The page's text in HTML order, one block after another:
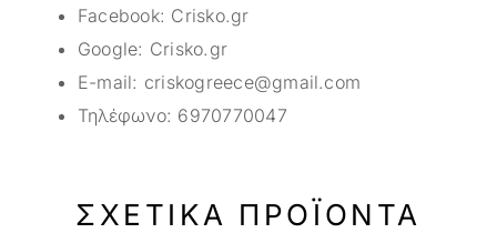
Facebook: Crisko.gr
Google: Crisko.gr
E-mail: criskogreece@gmail.com
Τηλέφωνο: 6970770047
ΣΧΕΤΙΚΆ ΠΡΟΪΌΝΤΑ